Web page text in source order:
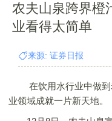
农夫山泉跨界橙
业看得太简单
来源: 证券日报
在饮用水行业中做到
业领域成就一片新天地。